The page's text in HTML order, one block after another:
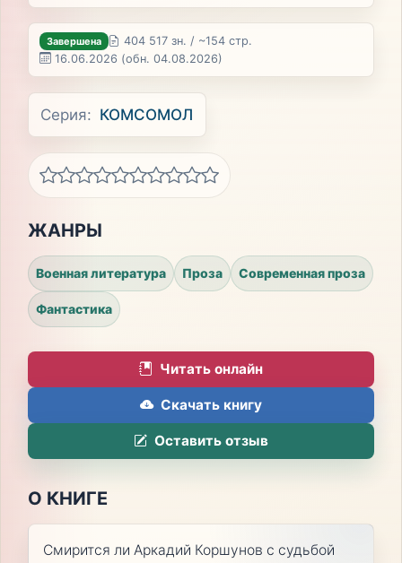
Завершена
404 517 зн. / ~154 стр.
16.06.2026 (обн. 04.08.2026)
Серия: КОМСОМОЛ
ЖАНРЫ
Военная литература Проза Современная проза
Фантастика
Читать онлайн
Скачать книгу
Оставить отзыв
О КНИГЕ
Смирится ли Аркадий Коршунов с судьбой